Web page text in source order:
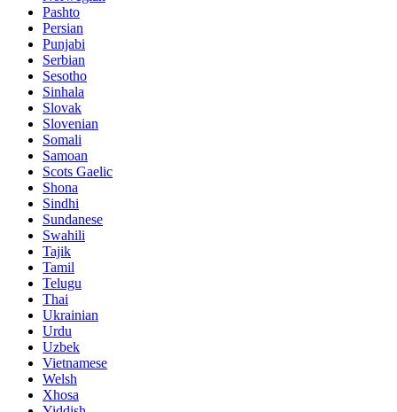
Pashto
Persian
Punjabi
Serbian
Sesotho
Sinhala
Slovak
Slovenian
Somali
Samoan
Scots Gaelic
Shona
Sindhi
Sundanese
Swahili
Tajik
Tamil
Telugu
Thai
Ukrainian
Urdu
Uzbek
Vietnamese
Welsh
Xhosa